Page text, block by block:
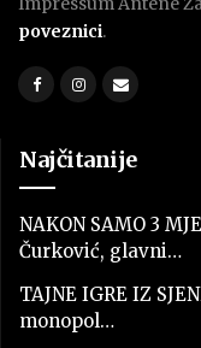
poveznici.
Najčitanije
NAKON SAMO 3
Čurković, glavni…
TAJNE IGRE IZ
monopol…